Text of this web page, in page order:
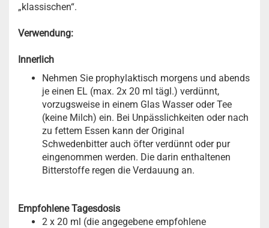
„klassischen“.
Verwendung:
Innerlich
Nehmen Sie prophylaktisch morgens und abends
je einen EL (max. 2x 20 ml tägl.) verdünnt,
vorzugsweise in einem Glas Wasser oder Tee
(keine Milch) ein. Bei Unpässlichkeiten oder nach
zu fettem Essen kann der Original
Schwedenbitter auch öfter verdünnt oder pur
eingenommen werden. Die darin enthaltenen
Bitterstoffe regen die Verdauung an.
Empfohlene Tagesdosis
2 x 20 ml (die angegebene empfohlene